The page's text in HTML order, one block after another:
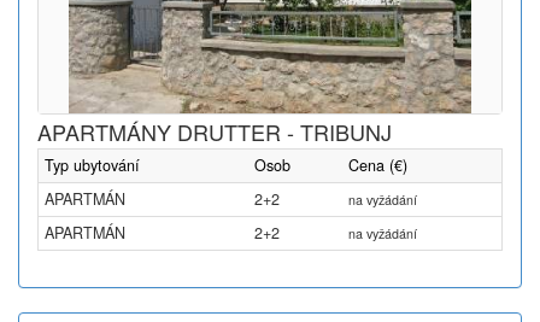
APARTMÁNY DRUTTER - TRIBUNJ
Typ ubytování Osob
Cena (€)
APARTMÁN
2+2 na vyžádání
APARTMÁN 2+2 na vyžádání